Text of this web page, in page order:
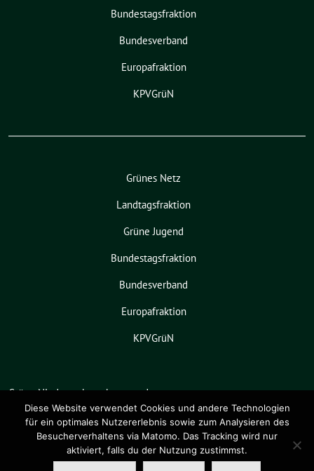
Bundestagsfraktion
Bundesverband
Europafraktion
KPVGrüN
Grünes Netz
Landtagsfraktion
Grüne Jugend
Bundestagsfraktion
Bundesverband
Europafraktion
KPVGrüN
Grüne Niedersachsen benutzt das
freie grüne Themesunflower ‐ ein
Angebot derverdigado eG.
Diese Website verwendet Cookies und andere Technologien
für ein optimales Nutzererlebnis sowie zum Analysieren des
Besucherverhaltens via Matomo. Das Tracking wird nur
aktiviert, falls du der Nutzung zustimmst.